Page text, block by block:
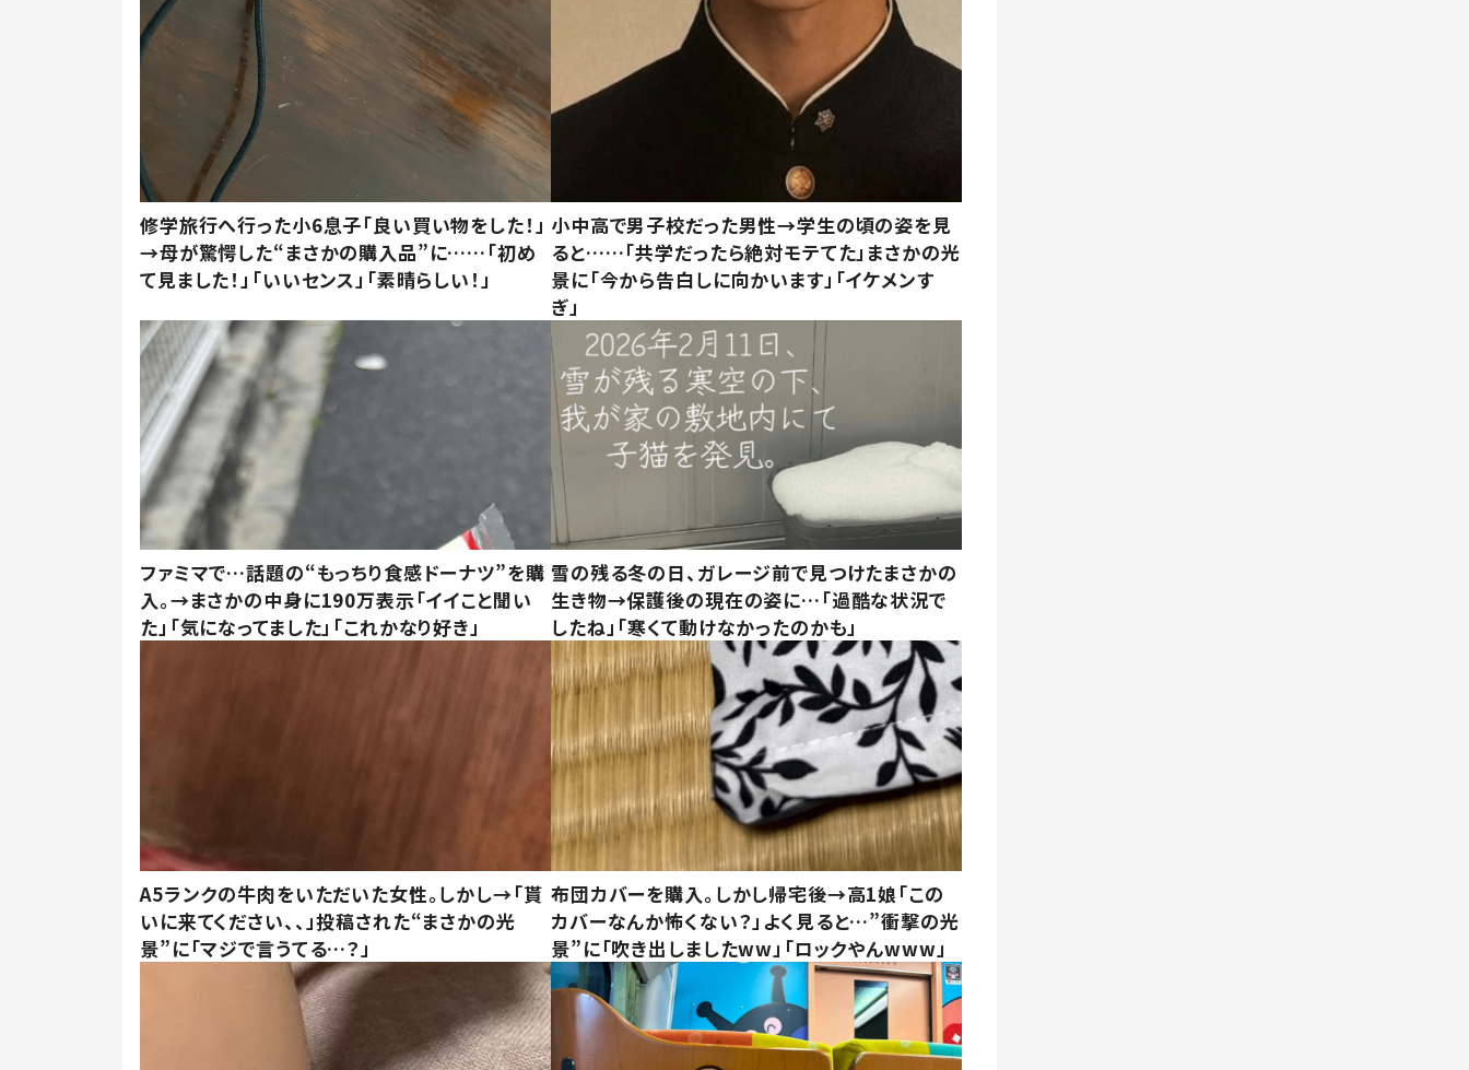
修学旅行へ行った小6息子「良い買い物をした！」
→母が驚愕した“まさかの購入品”に……「初め
て見ました！」「いいセンス」「素晴らしい！」
小中高で男子校だった男性→学生の頃の姿を見
ると……「共学だったら絶対モテてた」まさかの光
景に「今から告白しに向かいます」「イケメンす
ぎ」
ファミマで…話題の“もっちり食感ドーナツ”を購
入。→まさかの中身に190万表示「イイこと聞い
た」「気になってました」「これかなり好き」
雪の残る冬の日、ガレージ前で見つけたまさかの
生き物→保護後の現在の姿に…「過酷な状況で
したね」「寒くて動けなかったのかも」
A5ランクの牛肉をいただいた女性。しかし→「貰
いに来てください、、」投稿された“まさかの光
景”に「マジで言うてる…？」
布団カバーを購入。しかし帰宅後→高1娘「この
カバーなんか怖くない？」よく見ると…”衝撃の光
景”に「吹き出しましたww」「ロックやんwww」